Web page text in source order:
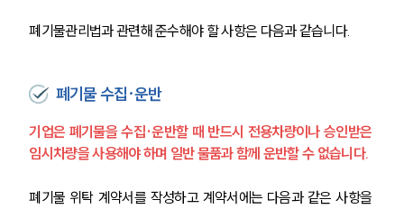
폐기물관리법과 관련해 준수해야 할 사항은 다음과 같습니다.
폐기물 수집·운반
기업은 폐기물을 수집·운반할 때 반드시 전용차량이나 승인받은
임시차량을 사용해야 하며 일반 물품과 함께 운반할 수 없습니다.
폐기물 위탁 계약서를 작성하고 계약서에는 다음과 같은 사항을